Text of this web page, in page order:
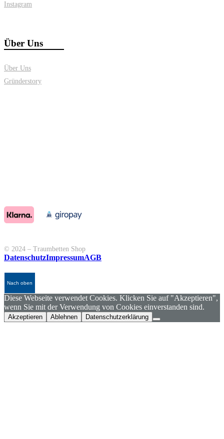
Instagram
Über Uns
Über Uns
Gründerstory
© 2024 – Traumbetten Shop
DatenschutzImpressumAGB
Nach oben
Diese Webseite verwendet Cookies. Klicken Sie auf "Akzeptieren",
wenn Sie mit der Verwendung von Cookies einverstanden sind.
Akzeptieren Ablehnen Datenschutzerklärung